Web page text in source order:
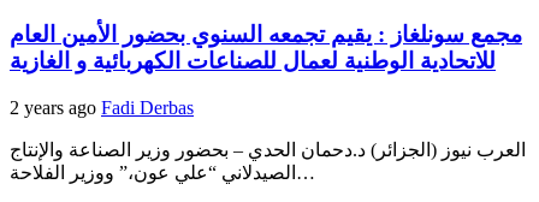
مجمع سونلغاز : يقيم تجمعه السنوي بحضور الأمين العام
للاتحادية الوطنية لعمال للصناعات الكهربائية و الغازية
2 years ago Fadi Derbas
العرب نيوز (الجزائر) د.دحمان الحدي – بحضور وزير الصناعة والإنتاج
الصيدلاني “علي عون،” ووزير الفلاحة…